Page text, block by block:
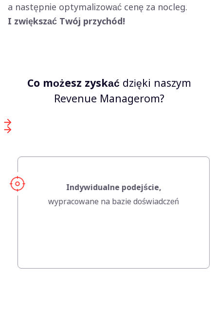
a następnie optymalizować cenę za nocleg.
I zwiększać Twój przychód!
Co możesz zyskać dzięki naszym
Revenue Managerom?
Roczny przychódna poziomie
tysięcyzłotych w zależności